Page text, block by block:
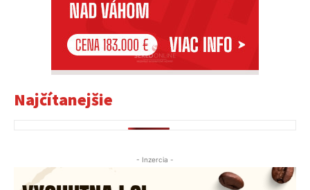
Najčítanejšie
- Inzercia -